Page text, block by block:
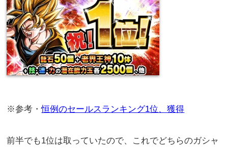
※参考・恒例のセールスランキング1位、獲得
前半でも1位は取っていたので、これでどちらのガシャ